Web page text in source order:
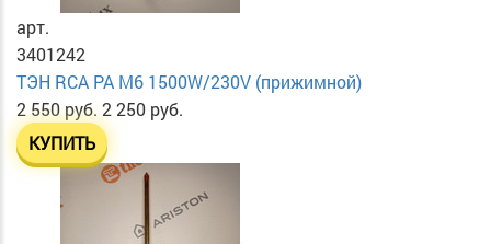
арт.
3401242
ТЭН RСА PA М6 1500W/230V (прижимной)
2 550 руб. 2 250 руб.
КУПИТЬ